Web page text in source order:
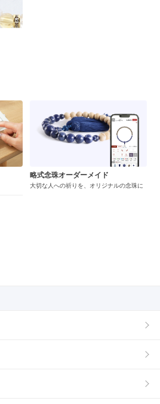
略式念珠オーダーメイド
大切な人への祈りを、オリジナルの念珠に